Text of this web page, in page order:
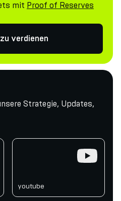
mit Proof of Reserves
verdienen
Strategie, Updates,
youtube